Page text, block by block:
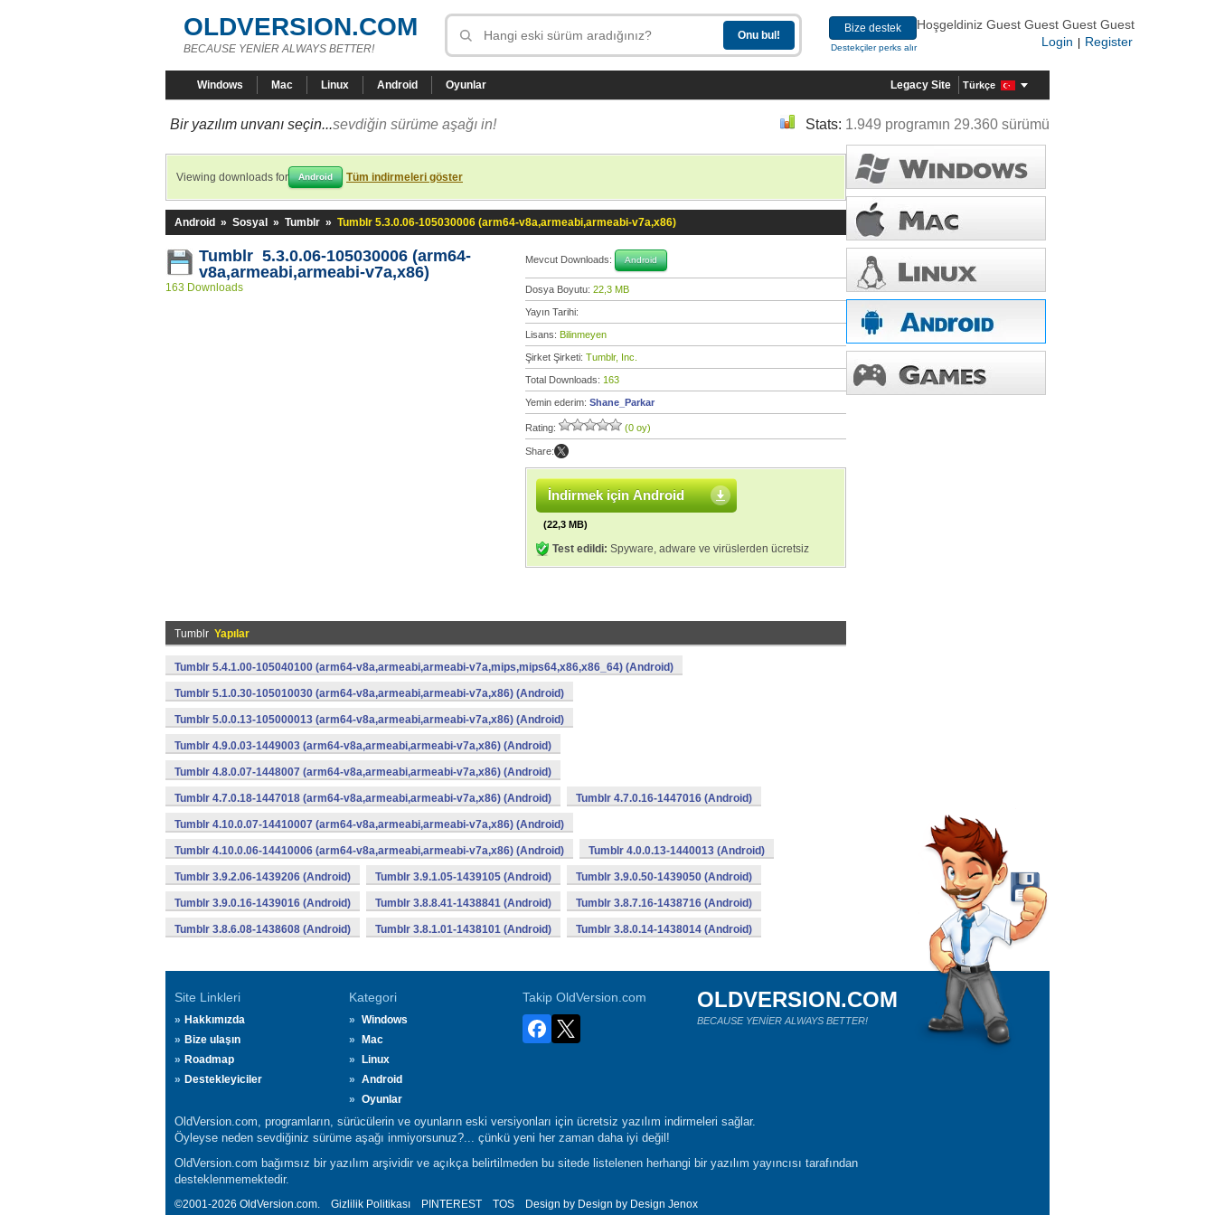
OLDVERSION.COM
BECAUSE YENİER ALWAYS BETTER!
Bize destek
Destekçiler perks alır
Hoşgeldiniz Guest Guest Guest Guest
Login
Register
Windows Mac Linux Android Oyunlar Legacy Site Türkçe
Bir yazılım unvanı seçin...sevdiğin sürüme aşağı in! Stats: 1.949 programın 29.360 sürümü
Viewing downloads for Android Tüm indirmeleri göster
Android » Sosyal » Tumblr » Tumblr 5.3.0.06-105030006 (arm64-v8a,armeabi,armeabi-v7a,x86)
Tumblr 5.3.0.06-105030006 (arm64-
v8a,armeabi,armeabi-v7a,x86)
163 Downloads
Mevcut Downloads: Android
Dosya Boyutu: 22,3 MB
Yayın Tarihi:
Lisans: Bilinmeyen
Şirket Şirketi: Tumblr, Inc.
Total Downloads: 163
Yemin ederim: Shane_Parkar
Rating: (0 oy)
Share:
İndirmek için Android
(22,3 MB)
Test edildi: Spyware, adware ve virüslerden ücretsiz
Tumblr Yapılar
Tumblr 5.4.1.00-105040100 (arm64-v8a,armeabi,armeabi-v7a,mips,mips64,x86,x86_64) (Android)
Tumblr 5.1.0.30-105010030 (arm64-v8a,armeabi,armeabi-v7a,x86) (Android)
Tumblr 5.0.0.13-105000013 (arm64-v8a,armeabi,armeabi-v7a,x86) (Android)
Tumblr 4.9.0.03-1449003 (arm64-v8a,armeabi,armeabi-v7a,x86) (Android)
Tumblr 4.8.0.07-1448007 (arm64-v8a,armeabi,armeabi-v7a,x86) (Android)
Tumblr 4.7.0.18-1447018 (arm64-v8a,armeabi,armeabi-v7a,x86) (Android) Tumblr 4.7.0.16-1447016 (Android)
Tumblr 4.10.0.07-14410007 (arm64-v8a,armeabi,armeabi-v7a,x86) (Android)
Tumblr 4.10.0.06-14410006 (arm64-v8a,armeabi,armeabi-v7a,x86) (Android) Tumblr 4.0.0.13-1440013 (Android)
Tumblr 3.9.2.06-1439206 (Android) Tumblr 3.9.1.05-1439105 (Android) Tumblr 3.9.0.50-1439050 (Android)
Tumblr 3.9.0.16-1439016 (Android) Tumblr 3.8.8.41-1438841 (Android) Tumblr 3.8.7.16-1438716 (Android)
Tumblr 3.8.6.08-1438608 (Android) Tumblr 3.8.1.01-1438101 (Android) Tumblr 3.8.0.14-1438014 (Android)
Site Linkleri
Hakkımızda
Bize ulaşın
Roadmap
Destekleyiciler
Kategori
Windows
Mac
Linux
Android
Oyunlar
Takip OldVersion.com OLDVERSION.COM
BECAUSE YENİER ALWAYS BETTER!
OldVersion.com, programların, sürücülerin ve oyunların eski versiyonları için ücretsiz yazılım indirmeleri sağlar.
Öyleyse neden sevdiğiniz sürüme aşağı inmiyorsunuz?... çünkü yeni her zaman daha iyi değil!
OldVersion.com bağımsız bir yazılım arşividir ve açıkça belirtilmeden bu sitede listelenen herhangi bir yazılım yayıncısı tarafından
desteklenmemektedir.
©2001-2026 OldVersion.com. Gizlilik Politikası PINTEREST TOS Design by Design by Design Jenox